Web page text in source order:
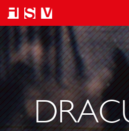
V
I
E
L
R